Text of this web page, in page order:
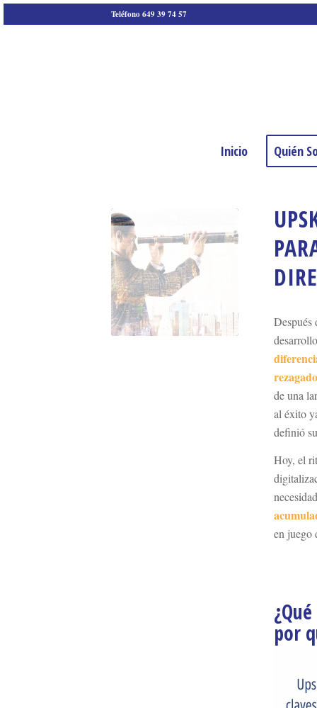
Teléfono 649 39 74 57
Inicio Quién
Después
de una
al éxito
definió
Hoy, el
en juego
por